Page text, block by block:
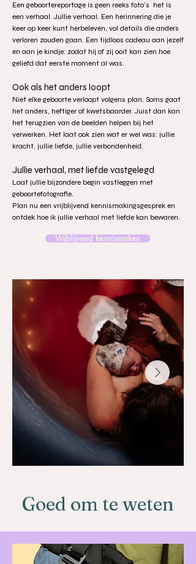
Een geboortereportage is geen reeks foto’s het is
een verhaal. Jullie verhaal. Een herinnering die je
keer op keer kunt herbeleven, vol details die anders
verloren zouden gaan. Een tijdloos cadeau aan jezelf
en aan je kindje: zodat hij of zij ooit kan zien hoe
geliefd dat eerste moment al was.
Ook als het anders loopt
Niet elke geboorte verloopt volgens plan. Soms gaat
het anders, heftiger of kwetsbaarder. Juist dan kan
het terugzien van de beelden helpen bij het
verwerken. Het laat ook zien wat er wel was: jullie
kracht, jullie liefde, jullie verbondenheid.
Jullie verhaal, met liefde vastgelegd
Laat jullie bijzondere begin vastleggen met
geboortefotografie.
Plan nu een vrijblijvend kennismakingsgesprek en
ontdek hoe ik jullie verhaal met liefde kan bewaren.
Vrijblijvend kennismaken
Goed om te weten